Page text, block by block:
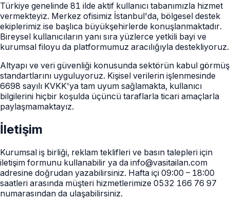
Türkiye genelinde 81 ilde aktif kullanıcı tabanımızla hizmet
vermekteyiz. Merkez ofisimiz İstanbul'da, bölgesel destek
ekiplerimiz ise başlıca büyükşehirlerde konuşlanmaktadır.
Bireysel kullanıcıların yanı sıra yüzlerce yetkili bayi ve
kurumsal filoyu da platformumuz aracılığıyla destekliyoruz.
Altyapı ve veri güvenliği konusunda sektörün kabul görmüş
standartlarını uyguluyoruz. Kişisel verilerin işlenmesinde
6698 sayılı KVKK'ya tam uyum sağlamakta, kullanıcı
bilgilerini hiçbir koşulda üçüncü taraflarla ticari amaçlarla
paylaşmamaktayız.
İletişim
Kurumsal iş birliği, reklam teklifleri ve basın talepleri için
iletişim formunu kullanabilir ya da info@vasitailan.com
adresine doğrudan yazabilirsiniz. Hafta içi 09:00 – 18:00
saatleri arasında müşteri hizmetlerimize 0532 166 76 97
numarasından da ulaşabilirsiniz.